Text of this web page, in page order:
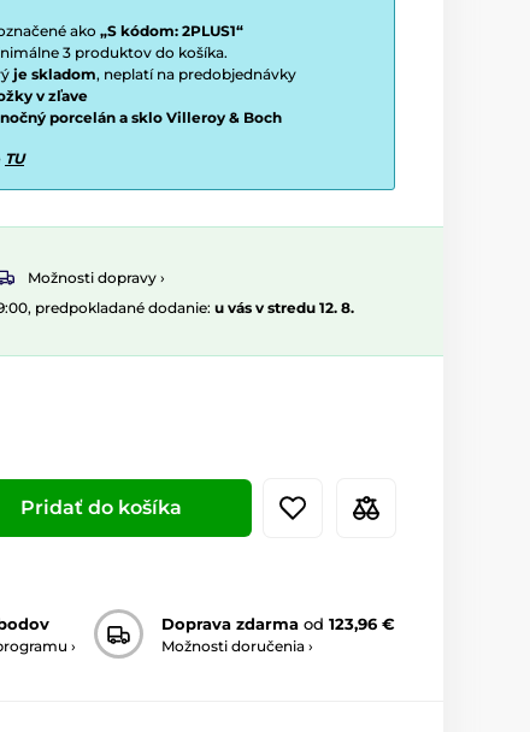
ako „S kódom: 2PLUS1“
3 produktov do košíka.
je skladom, neplatí na predobjednávky
v zľave
porcelán a sklo Villeroy & Boch
TU
Možnosti dopravy ›
predpokladané dodanie: u vás v stredu 12. 8.
Pridať do košíka
›
Doprava zdarma od 123,96 €
Možnosti doručenia ›